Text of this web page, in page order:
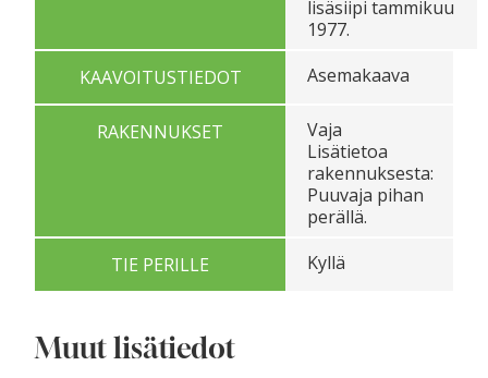
lisäsiipi tammikuu
1977.
KAAVOITUSTIEDOT
Asemakaava
RAKENNUKSET
Vaja
Lisätietoa
rakennuksesta:
Puuvaja pihan
perällä.
TIE PERILLE
Kyllä
Muut lisätiedot